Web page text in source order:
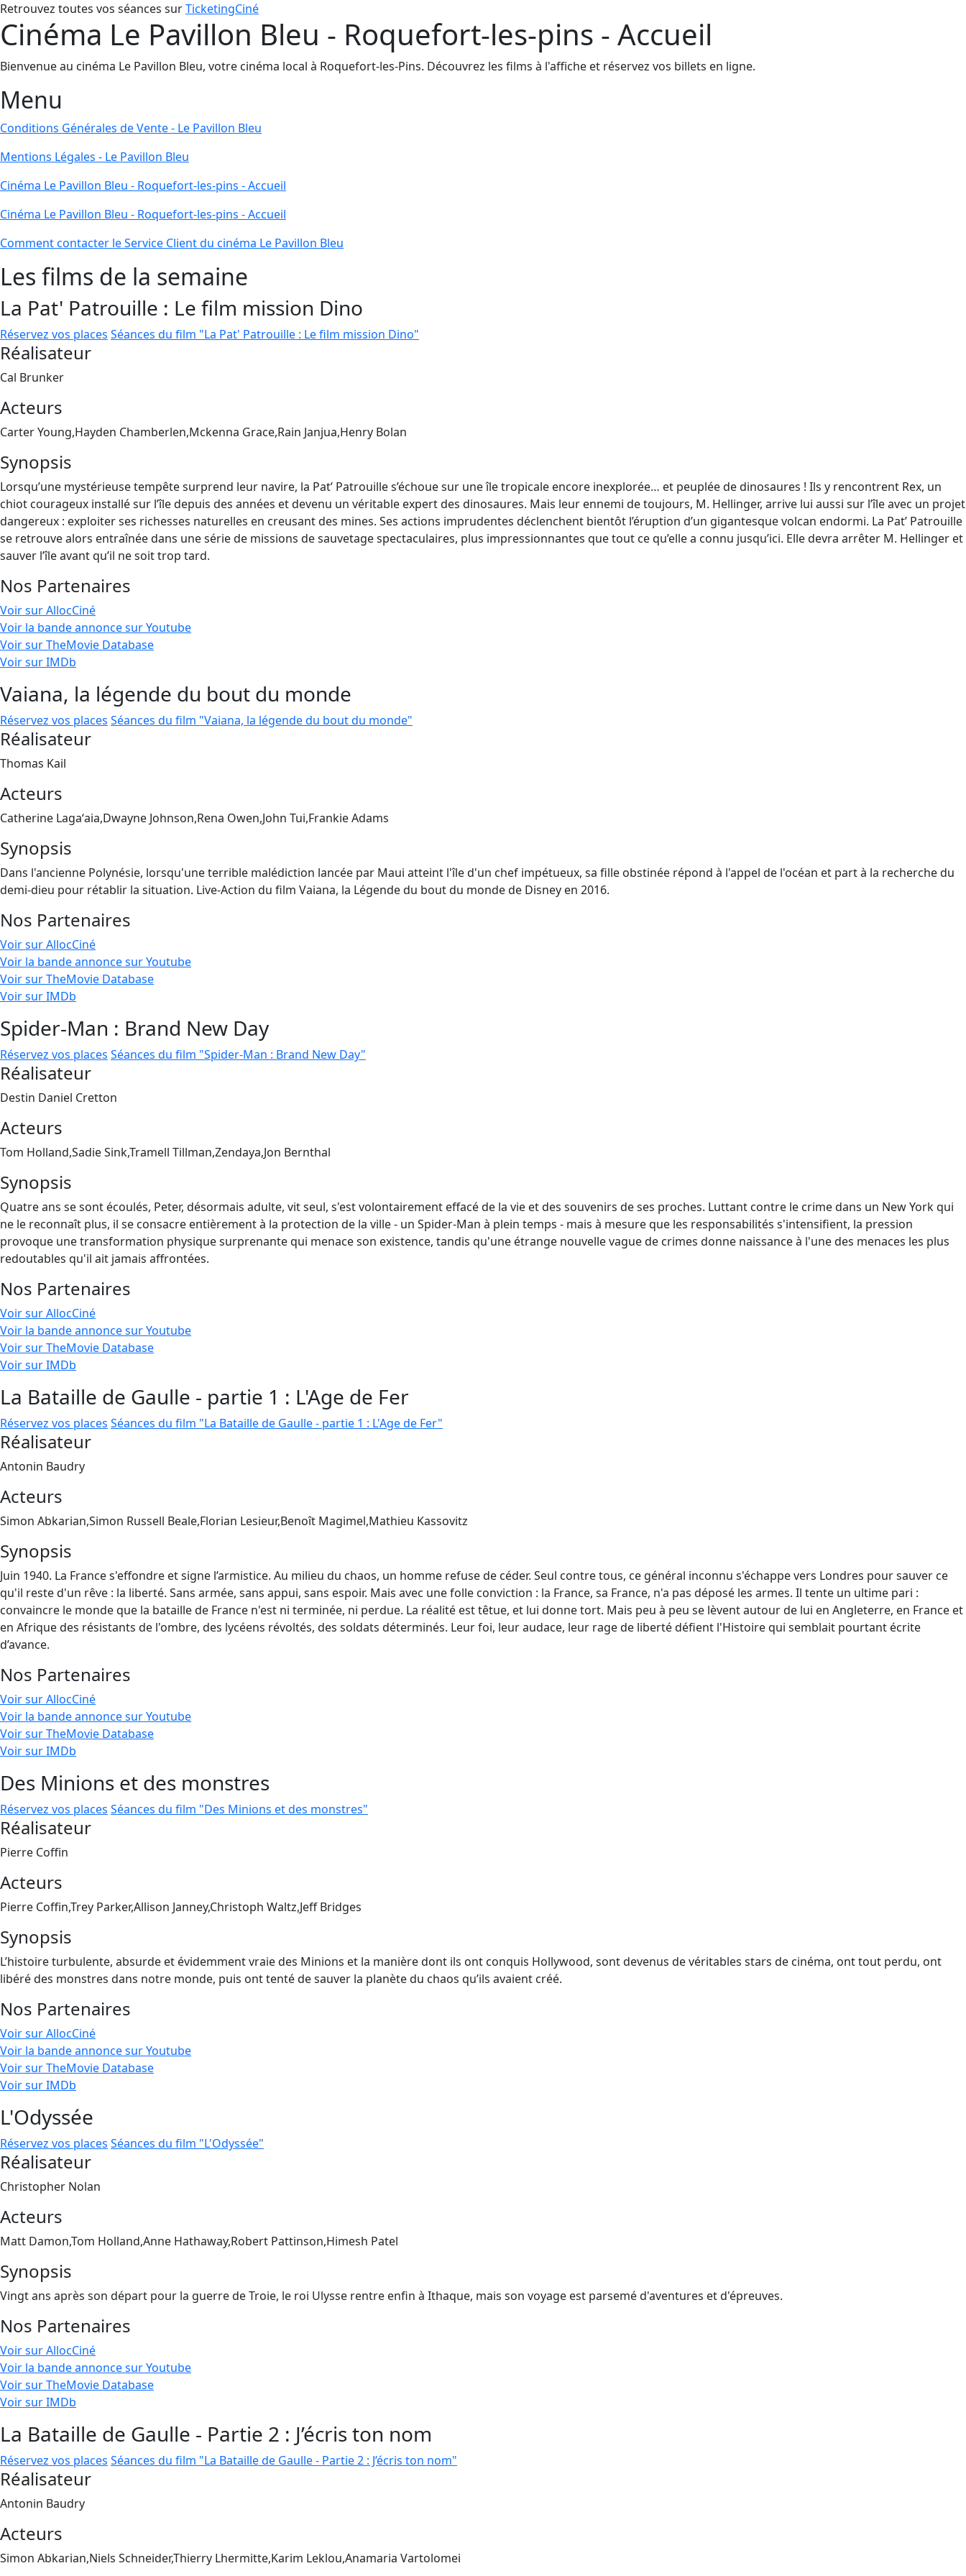
Retrouvez toutes vos séances surTicketingCiné
Cinéma Le Pavillon Bleu - Roquefort-les-pins - Accueil
Bienvenue au cinéma Le Pavillon Bleu, votre cinéma local à Roquefort-les-Pins. Découvrez les films à l'affiche et réservez vos billets en ligne.
Menu
Conditions Générales de Vente - Le Pavillon Bleu
Mentions Légales - Le Pavillon Bleu
Cinéma Le Pavillon Bleu - Roquefort-les-pins - Accueil
Cinéma Le Pavillon Bleu - Roquefort-les-pins - Accueil
Comment contacter le Service Client du cinéma Le Pavillon Bleu
Les films de la semaine
La Pat' Patrouille : Le film mission Dino
Réservez vos places Séances du film "La Pat' Patrouille : Le film mission Dino"
Réalisateur
Cal Brunker
Acteurs
Carter Young,Hayden Chamberlen,Mckenna Grace,Rain Janjua,Henry Bolan
Synopsis
Lorsqu’une mystérieuse tempête surprend leur navire, la Pat’ Patrouille s’échoue sur une île tropicale encore inexplorée… et peuplée de dinosaures ! Ils y rencontrent Rex, un
chiot courageux installé sur l’île depuis des années et devenu un véritable expert des dinosaures. Mais leur ennemi de toujours, M. Hellinger, arrive lui aussi sur l’île avec un projet
dangereux : exploiter ses richesses naturelles en creusant des mines. Ses actions imprudentes déclenchent bientôt l’éruption d’un gigantesque volcan endormi. La Pat’ Patrouille
se retrouve alors entraînée dans une série de missions de sauvetage spectaculaires, plus impressionnantes que tout ce qu’elle a connu jusqu’ici. Elle devra arrêter M. Hellinger et
sauver l’île avant qu’il ne soit trop tard.
Nos Partenaires
Voir sur AllocCiné
Voir la bande annonce sur Youtube
Voir sur TheMovie Database
Voir sur IMDb
Vaiana, la légende du bout du monde
Réservez vos places Séances du film "Vaiana, la légende du bout du monde"
Réalisateur
Thomas Kail
Acteurs
Catherine Lagaʻaia,Dwayne Johnson,Rena Owen,John Tui,Frankie Adams
Synopsis
Dans l'ancienne Polynésie, lorsqu'une terrible malédiction lancée par Maui atteint l'île d'un chef impétueux, sa fille obstinée répond à l'appel de l'océan et part à la recherche du
demi-dieu pour rétablir la situation. Live-Action du film Vaiana, la Légende du bout du monde de Disney en 2016.
Nos Partenaires
Voir sur AllocCiné
Voir la bande annonce sur Youtube
Voir sur TheMovie Database
Voir sur IMDb
Spider-Man : Brand New Day
Réservez vos places Séances du film "Spider-Man : Brand New Day"
Réalisateur
Destin Daniel Cretton
Acteurs
Tom Holland,Sadie Sink,Tramell Tillman,Zendaya,Jon Bernthal
Synopsis
Quatre ans se sont écoulés, Peter, désormais adulte, vit seul, s'est volontairement effacé de la vie et des souvenirs de ses proches. Luttant contre le crime dans un New York qui
ne le reconnaît plus, il se consacre entièrement à la protection de la ville - un Spider-Man à plein temps - mais à mesure que les responsabilités s'intensifient, la pression
provoque une transformation physique surprenante qui menace son existence, tandis qu'une étrange nouvelle vague de crimes donne naissance à l'une des menaces les plus
redoutables qu'il ait jamais affrontées.
Nos Partenaires
Voir sur AllocCiné
Voir la bande annonce sur Youtube
Voir sur TheMovie Database
Voir sur IMDb
La Bataille de Gaulle - partie 1 : L'Age de Fer
Réservez vos places Séances du film "La Bataille de Gaulle - partie 1 : L'Age de Fer"
Réalisateur
Antonin Baudry
Acteurs
Simon Abkarian,Simon Russell Beale,Florian Lesieur,Benoît Magimel,Mathieu Kassovitz
Synopsis
Juin 1940. La France s'effondre et signe l’armistice. Au milieu du chaos, un homme refuse de céder. Seul contre tous, ce général inconnu s'échappe vers Londres pour sauver ce
qu'il reste d'un rêve : la liberté. Sans armée, sans appui, sans espoir. Mais avec une folle conviction : la France, sa France, n'a pas déposé les armes. Il tente un ultime pari :
convaincre le monde que la bataille de France n'est ni terminée, ni perdue. La réalité est têtue, et lui donne tort. Mais peu à peu se lèvent autour de lui en Angleterre, en France et
en Afrique des résistants de l'ombre, des lycéens révoltés, des soldats déterminés. Leur foi, leur audace, leur rage de liberté défient l'Histoire qui semblait pourtant écrite
d’avance.
Nos Partenaires
Voir sur AllocCiné
Voir la bande annonce sur Youtube
Voir sur TheMovie Database
Voir sur IMDb
Des Minions et des monstres
Réservez vos places Séances du film "Des Minions et des monstres"
Réalisateur
Pierre Coffin
Acteurs
Pierre Coffin,Trey Parker,Allison Janney,Christoph Waltz,Jeff Bridges
Synopsis
L’histoire turbulente, absurde et évidemment vraie des Minions et la manière dont ils ont conquis Hollywood, sont devenus de véritables stars de cinéma, ont tout perdu, ont
libéré des monstres dans notre monde, puis ont tenté de sauver la planète du chaos qu’ils avaient créé.
Nos Partenaires
Voir sur AllocCiné
Voir la bande annonce sur Youtube
Voir sur TheMovie Database
Voir sur IMDb
L'Odyssée
Réservez vos places Séances du film "L'Odyssée"
Réalisateur
Christopher Nolan
Acteurs
Matt Damon,Tom Holland,Anne Hathaway,Robert Pattinson,Himesh Patel
Synopsis
Vingt ans après son départ pour la guerre de Troie, le roi Ulysse rentre enfin à Ithaque, mais son voyage est parsemé d'aventures et d'épreuves.
Nos Partenaires
Voir sur AllocCiné
Voir la bande annonce sur Youtube
Voir sur TheMovie Database
Voir sur IMDb
La Bataille de Gaulle - Partie 2 : J’écris ton nom
Réservez vos places Séances du film "La Bataille de Gaulle - Partie 2 : J’écris ton nom"
Réalisateur
Antonin Baudry
Acteurs
Simon Abkarian,Niels Schneider,Thierry Lhermitte,Karim Leklou,Anamaria Vartolomei